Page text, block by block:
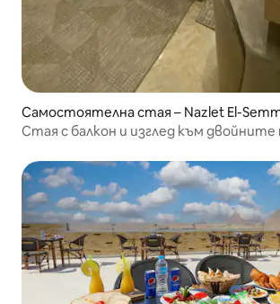
Самостоятелна стая – Nazlet El-
Стая с балкон и изглед към двойните